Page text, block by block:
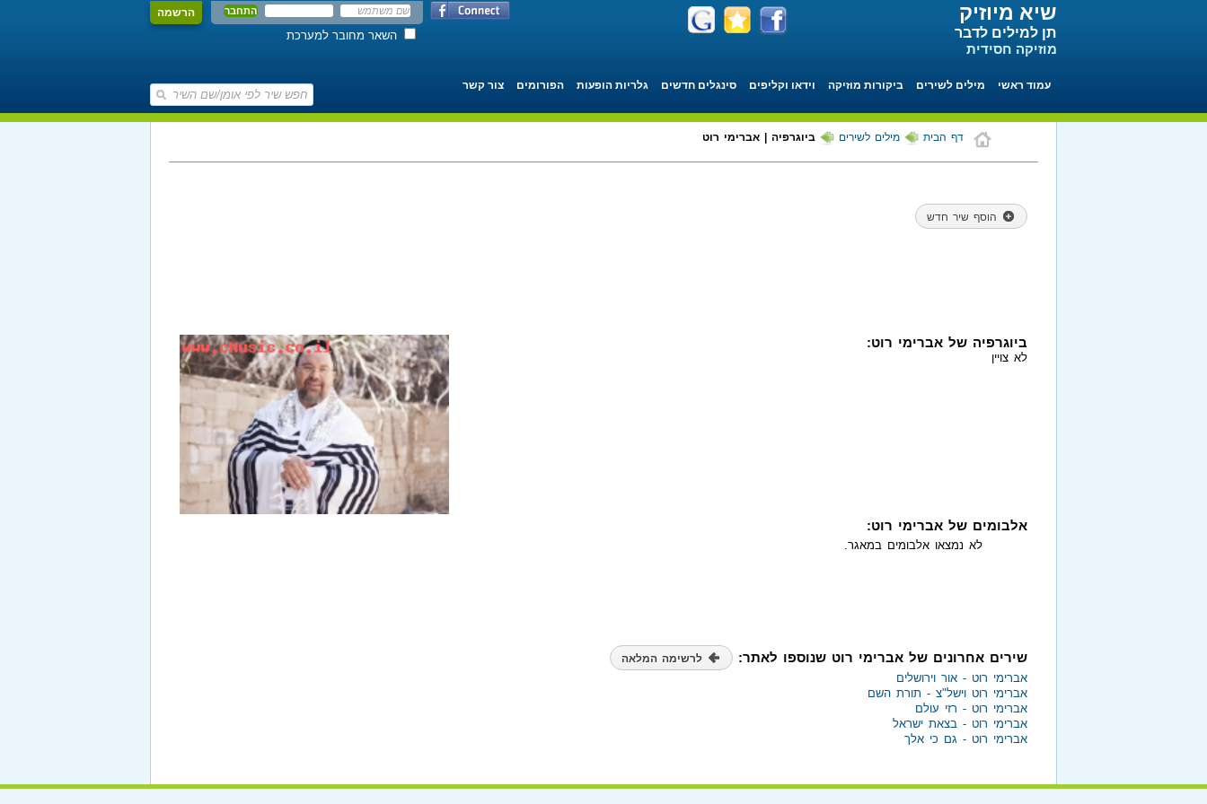
הרשמה
השאר מחובר למערכת
שיא מיוזיק
תן למילים לדבר
מוזיקה חסידית
עמוד ראשי מילים לשירים ביקורות מוזיקה וידאו וקליפים סינגלים חדשים גלריות הופעות הפורומים צור קשר
דף הבית מילים לשירים ביוגרפיה | אברימי רוט
הוסף שיר חדש
ביוגרפיה של אברימי רוט:
לא צויין
אלבומים של אברימי רוט:
לא נמצאו אלבומים במאגר.
שירים אחרונים של אברימי רוט שנוספו לאתר: לרשימה המלאה
אברימי רוט - אור וירושלים
אברימי רוט וישל"צ - תורת השם
אברימי רוט - רזי עולם
אברימי רוט - בצאת ישראל
אברימי רוט - גם כי אלך